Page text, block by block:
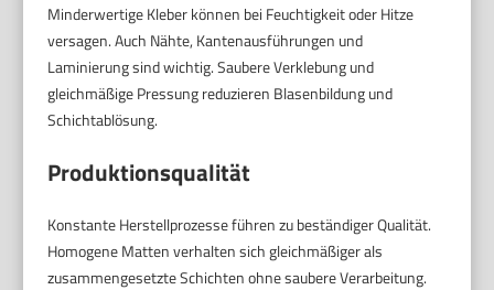
Minderwertige Kleber können bei Feuchtigkeit oder Hitze
versagen. Auch Nähte, Kantenausführungen und
Laminierung sind wichtig. Saubere Verklebung und
gleichmäßige Pressung reduzieren Blasenbildung und
Schichtablösung.
Produktionsqualität
Konstante Herstellprozesse führen zu beständiger Qualität.
Homogene Matten verhalten sich gleichmäßiger als
zusammengesetzte Schichten ohne saubere Verarbeitung.